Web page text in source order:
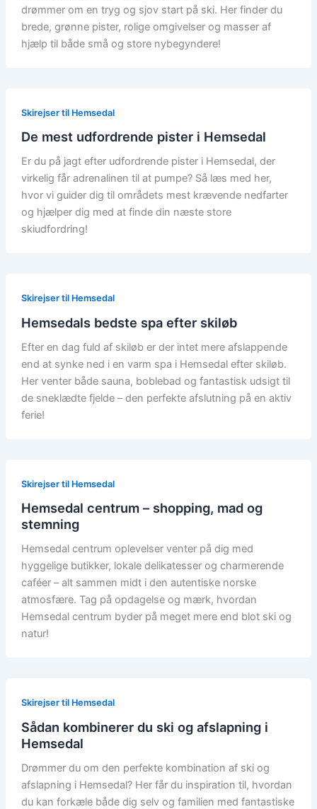
drømmer om en tryg og sjov start på ski. Her finder du
brede, grønne pister, rolige omgivelser og masser af
hjælp til både små og store nybegyndere!
Skirejser til Hemsedal
De mest udfordrende pister i Hemsedal
Er du på jagt efter udfordrende pister i Hemsedal, der
virkelig får adrenalinen til at pumpe? Så læs med her,
hvor vi guider dig til områdets mest krævende nedfarter
og hjælper dig med at finde din næste store
skiudfordring!
Skirejser til Hemsedal
Hemsedals bedste spa efter skiløb
Efter en dag fuld af skiløb er der intet mere afslappende
end at synke ned i en varm spa i Hemsedal efter skiløb.
Her venter både sauna, boblebad og fantastisk udsigt til
de sneklædte fjelde – den perfekte afslutning på en aktiv
ferie!
Skirejser til Hemsedal
Hemsedal centrum – shopping, mad og
stemning
Hemsedal centrum oplevelser venter på dig med
hyggelige butikker, lokale delikatesser og charmerende
caféer – alt sammen midt i den autentiske norske
atmosfære. Tag på opdagelse og mærk, hvordan
Hemsedal centrum byder på meget mere end blot ski og
natur!
Skirejser til Hemsedal
Sådan kombinerer du ski og afslapning i
Hemsedal
Drømmer du om den perfekte kombination af ski og
afslapning i Hemsedal? Her får du inspiration til, hvordan
du kan forkæle både dig selv og familien med fantastiske